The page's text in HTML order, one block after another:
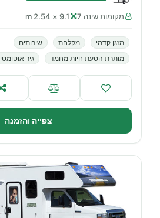
מקומות שינה 7 9.1 × 2.54 m
מזגן קדמי מקלחת
שירותים
מותרת הסעת חיות מחמד
גיר אוטומטי
צפייה והזמנה